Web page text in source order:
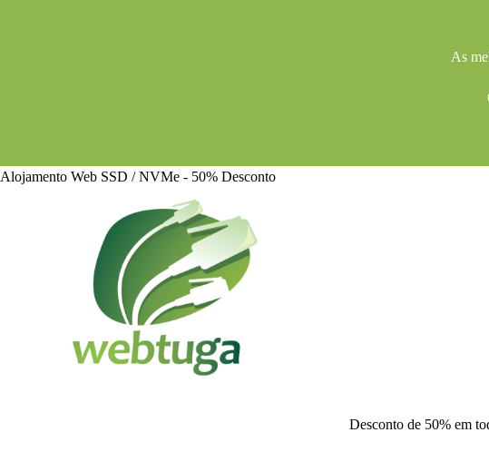
As
Alojamento Web SSD / NVMe - 50% Desconto
Desconto de 50% em